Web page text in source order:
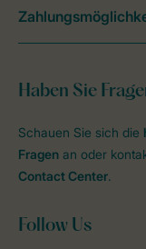
Haben Sie
Schauen Sie sich die
Fragen an oder
Contact Center.
Follow Us